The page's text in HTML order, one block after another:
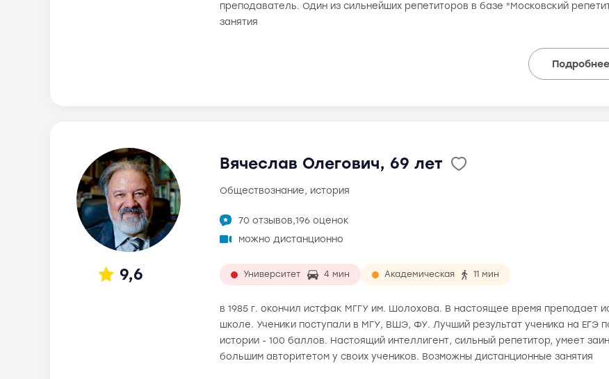
преподаватель. Один из сильнейших репетиторов в базе "Московский
занятия
Подробнее
9,6
Вячеслав Олегович, 69 лет
обществознание, история
70 отзывов,196 оценок
можно дистанционно
Университет 4 мин Академическая 11 мин
в 1985 г. окончил истфак МГГУ им. Шолохова. В настоящее время преподает
школе. Ученики поступали в МГУ, ВШЭ, ФУ. Лучший результат ученика на ЕГЭ
истории - 100 баллов. Настоящий интеллигент, сильный репетитор, умеет
большим авторитетом у своих учеников. Возможны дистанционные занятия